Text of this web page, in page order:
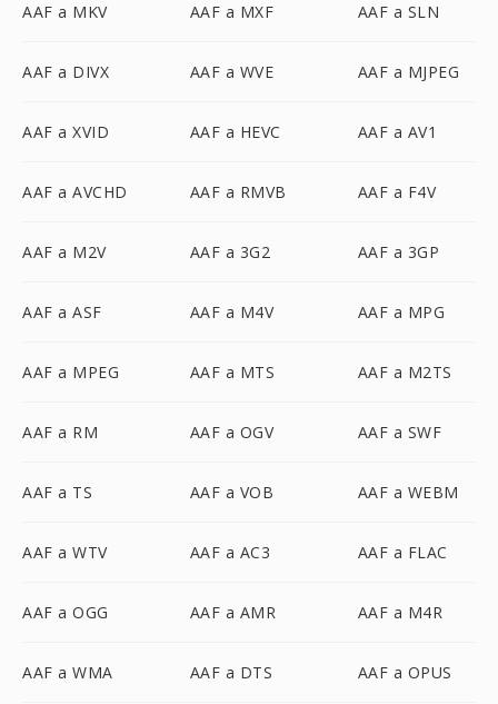
AAF a MKV AAF a MXF AAF a SLN
AAF a DIVX AAF a WVE AAF a MJPEG
AAF a XVID AAF a HEVC AAF a AV1
AAF a AVCHD AAF a RMVB AAF a F4V
AAF a M2V AAF a 3G2 AAF a 3GP
AAF a ASF AAF a M4V AAF a MPG
AAF a MPEG AAF a MTS AAF a M2TS
AAF a RM AAF a OGV AAF a SWF
AAF a TS AAF a VOB AAF a WEBM
AAF a WTV AAF a AC3 AAF a FLAC
AAF a OGG AAF a AMR AAF a M4R
AAF a WMA AAF a DTS AAF a OPUS